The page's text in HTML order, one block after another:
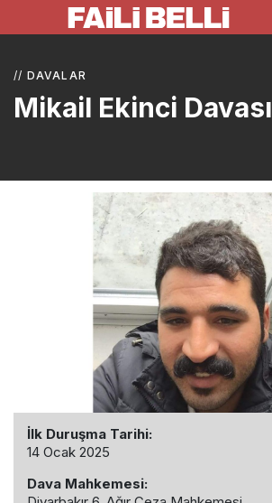
// DAVALAR
Mikail Ekinci Davası
İlk Duruşma Tarihi:
14 Ocak 2025
Dava Mahkemesi: